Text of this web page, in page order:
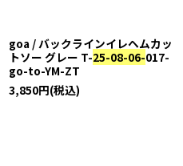
goa / バックラインイレヘムカッ
トソー グレー T-25-08-06-017-
go-to-YM-ZT
3,850円(税込)